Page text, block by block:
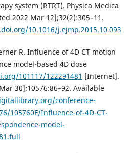
system (RTRT). Physica Medica
2022 Mar 12];32(2):305–11.
10.1016/j.ejmp.2015.10.093
R. Influence of 4D CT motion
model-based 4D dose
101117/122291481 [Internet].
30];10576:86–92. Available
conference-
105760F/Influence-of-4D-CT-
model-